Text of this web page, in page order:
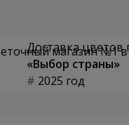
Доставка цветов
«Выбор страны»
2025 год